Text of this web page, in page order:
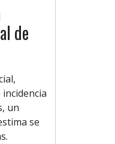
de
un
se